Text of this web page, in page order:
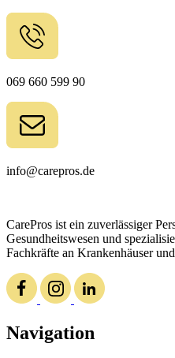
069 660 599 90
info@carepros.de
CarePros ist ein zuverlässiger
Gesundheitswesen und
Fachkräfte an Krankenhäuser
Navigation